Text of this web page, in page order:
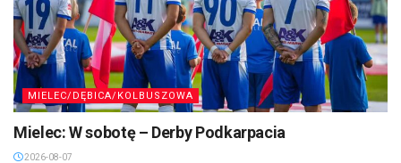
MIELEC/DĘBICA/KOLBUSZOWA
Mielec: W sobotę – Derby Podkarpacia
2026-08-07